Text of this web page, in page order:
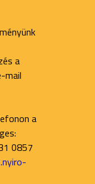
a
mail
a
0857